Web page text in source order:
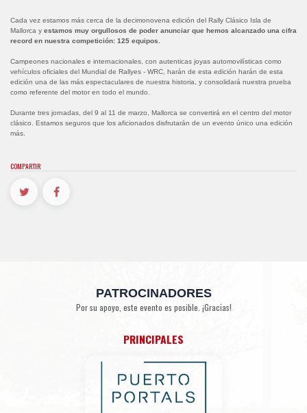
Cada vez estamos más cerca de la decimonovena edición del Rally Clásico Isla de
Mallorca y estamos muy orgullosos de poder anunciar que hemos alcanzado una cifra
record en nuestra competición: 125 equipos.
Campeones nacionales e internacionales, con autenticas joyas automovilísticas como
vehículos oficiales del Mundial de Rallyes - WRC, harán de esta edición harán de esta
edición una de las más espectaculares de nuestra historia, y consolidará nuestra prueba
como referente del motor en todo el mundo.
Durante tres jornadas, del 9 al 11 de marzo, Mallorca se convertirá en el centro del motor
clásico. Estamos seguros que los aficionados disfrutarán de un evento único una edición
más.
COMPARTIR
PATROCINADORES
Por su apoyo, este evento es posible. ¡Gracias!
PRINCIPALES